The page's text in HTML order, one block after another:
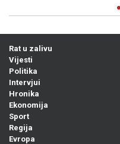
Rat u zalivu
Vijesti
Politika
Intervjui
Hronika
Ekonomija
Sport
Regija
Evropa